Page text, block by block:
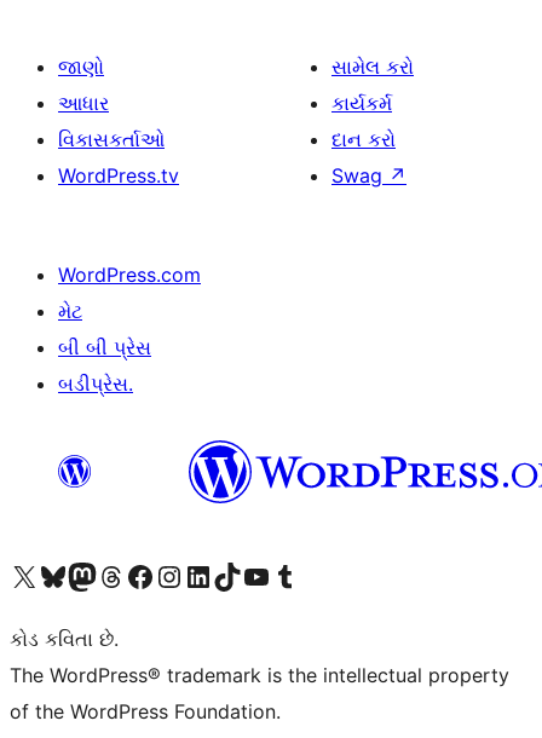
જાણો
આધાર
વિકાસકર્તાઓ
WordPress.tv
સામેલ કરો
કાર્યકર્મ
દાન કરો
Swag ↗
WordPress.com
મેટ
બી બી પ્રેસ
બડીપ્રેસ.
અમારા X (અગાઉ ટ્વિટર) એકાઉન્ટની મુલાકાત લોઅમારા Bluesky એકાઉન્ટની મુલાકાત લોઅમારા માસ્ટોડોન એકાઉન્ટની મુલાકાત લોઅમારા Threads એકાઉન્ટની મુલાકાત લો અમારા ફેસબુક પેજની મુલાકાત લોઅમારા ઇન્સ્ટાગ્રામ એકાઉન્ટની મુલાકાત લો અમારા LinkedIn એકાઉન્ટની મુલાકાત લોઅમારા TikTok એકાઉન્ટની મુલાકાત લોઅમારી YouTube ચેનલની મુલાકાત લો અમારા Tumblr એકાઉન્ટની મુલાકાત લો
કોડ કવિતા છે.
The WordPress® trademark is the intellectual property
of the WordPress Foundation.